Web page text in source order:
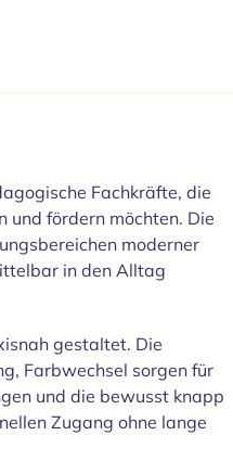
Fachkräfte, die
und fördern möchten. Die
moderner
in den Alltag
gestaltet. Die
Farbwechsel sorgen für
und die bewusst knapp
Zugang ohne lange